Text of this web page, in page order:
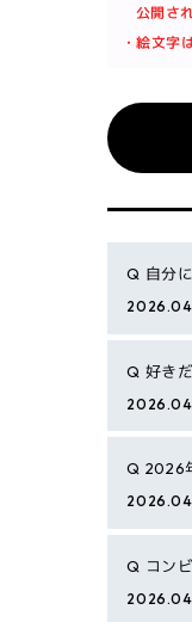
公開さ
・絵文字
Q 自分
Q 好き
Q 2026
Q コン